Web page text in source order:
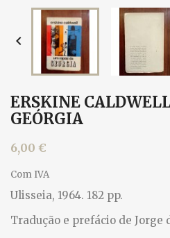

ERSKINE
GEÓRGIA
6,00 €
Com IVA
Ulisseia, 1964. 182 pp.
Tradução e prefácio de Jorge